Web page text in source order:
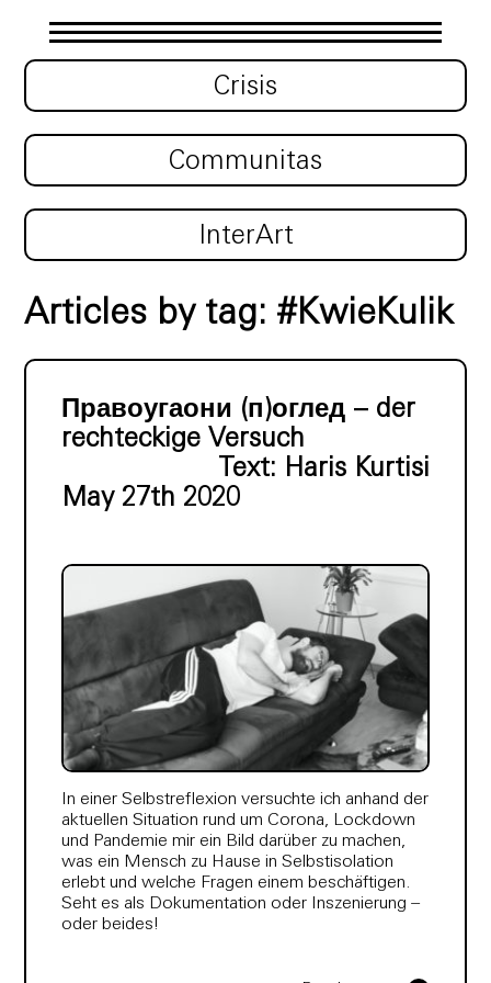
Crisis
Communitas
InterArt
Articles by tag: #KwieKulik
Правоугаони (п)оглед – der
rechteckige Versuch
Text: Haris Kurtisi
May 27th 2020
In einer Selbstreflexion versuchte ich anhand der
aktuellen Situation rund um Corona, Lockdown
und Pandemie mir ein Bild darüber zu machen,
was ein Mensch zu Hause in Selbstisolation
erlebt und welche Fragen einem beschäftigen.
Seht es als Dokumentation oder Inszenierung –
oder beides!